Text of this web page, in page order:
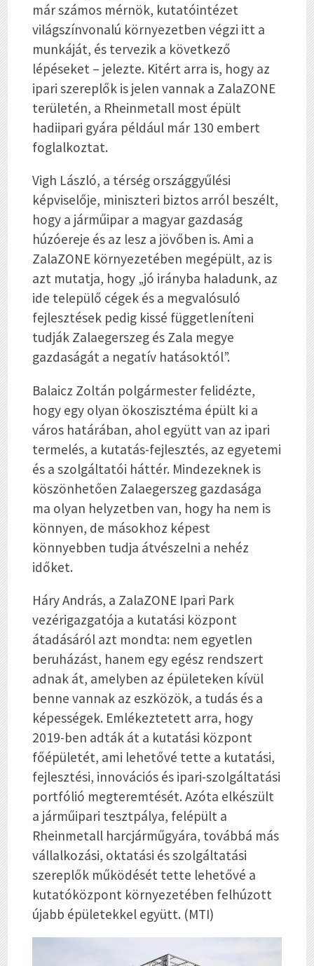
már számos mérnök, kutatóintézet
világszínvonalú környezetben végzi itt a
munkáját, és tervezik a következő
lépéseket – jelezte. Kitért arra is, hogy az
ipari szereplők is jelen vannak a ZalaZONE
területén, a Rheinmetall most épült
hadiipari gyára például már 130 embert
foglalkoztat.
Vigh László, a térség országgyűlési
képviselője, miniszteri biztos arról beszélt,
hogy a járműipar a magyar gazdaság
húzóereje és az lesz a jövőben is. Ami a
ZalaZONE környezetében megépült, az is
azt mutatja, hogy „jó irányba haladunk, az
ide települő cégek és a megvalósuló
fejlesztések pedig kissé függetleníteni
tudják Zalaegerszeg és Zala megye
gazdaságát a negatív hatásoktól”.
Balaicz Zoltán polgármester felidézte,
hogy egy olyan ökoszisztéma épült ki a
város határában, ahol együtt van az ipari
termelés, a kutatás-fejlesztés, az egyetemi
és a szolgáltatói háttér. Mindezeknek is
köszönhetően Zalaegerszeg gazdasága
ma olyan helyzetben van, hogy ha nem is
könnyen, de másokhoz képest
könnyebben tudja átvészelni a nehéz
időket.
Háry András, a ZalaZONE Ipari Park
vezérigazgatója a kutatási központ
átadásáról azt mondta: nem egyetlen
beruházást, hanem egy egész rendszert
adnak át, amelyben az épületeken kívül
benne vannak az eszközök, a tudás és a
képességek. Emlékeztetett arra, hogy
2019-ben adták át a kutatási központ
főépületét, ami lehetővé tette a kutatási,
fejlesztési, innovációs és ipari-szolgáltatási
portfólió megteremtését. Azóta elkészült
a járműipari tesztpálya, felépült a
Rheinmetall harcjárműgyára, továbbá más
vállalkozási, oktatási és szolgáltatási
szereplők működését tette lehetővé a
kutatóközpont környezetében felhúzott
újabb épületekkel együtt. (MTI)